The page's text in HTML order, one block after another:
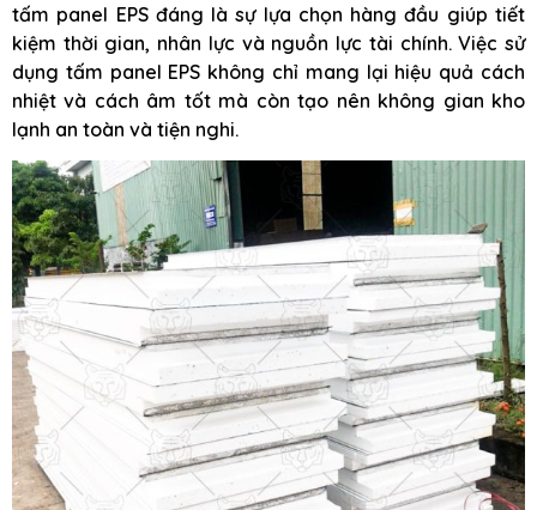
tấm panel EPS đáng là sự lựa chọn hàng đầu giúp tiết
kiệm thời gian, nhân lực và nguồn lực tài chính. Việc sử
dụng tấm panel EPS không chỉ mang lại hiệu quả cách
nhiệt và cách âm tốt mà còn tạo nên không gian kho
lạnh an toàn và tiện nghi.